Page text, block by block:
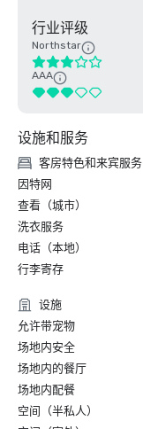
行业评级
Northstar
AAA
设施和服务
客房特色和来宾服务
因特网
查看（城市）
洗衣服务
电话（本地）
行李寄存
设施
允许带宠物
场地内安全
场地内的餐厅
场地内配餐
空间（半私人）